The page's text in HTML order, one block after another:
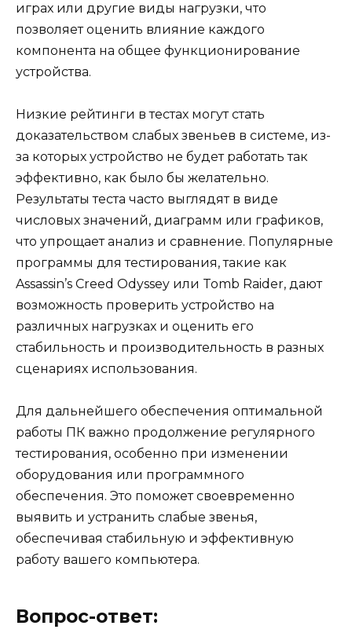
играх или другие виды нагрузки, что
позволяет оценить влияние каждого
компонента на общее функционирование
устройства.
Низкие рейтинги в тестах могут стать
доказательством слабых звеньев в системе, из-
за которых устройство не будет работать так
эффективно, как было бы желательно.
Результаты теста часто выглядят в виде
числовых значений, диаграмм или графиков,
что упрощает анализ и сравнение. Популярные
программы для тестирования, такие как
Assassin’s Creed Odyssey или Tomb Raider, дают
возможность проверить устройство на
различных нагрузках и оценить его
стабильность и производительность в разных
сценариях использования.
Для дальнейшего обеспечения оптимальной
работы ПК важно продолжение регулярного
тестирования, особенно при изменении
оборудования или программного
обеспечения. Это поможет своевременно
выявить и устранить слабые звенья,
обеспечивая стабильную и эффективную
работу вашего компьютера.
Вопрос-ответ: